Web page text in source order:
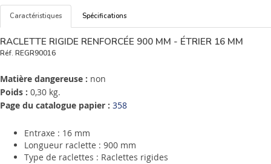
Caractéristiques Spécifications
RACLETTE RIGIDE RENFORCÉE 900 MM - ÉTRIER 16 MM
Réf. REGR90016
Matière dangereuse : non
Poids : 0,30 kg.
Page du catalogue papier : 358
Entraxe : 16 mm
Longueur raclette : 900 mm
Type de raclettes : Raclettes rigides